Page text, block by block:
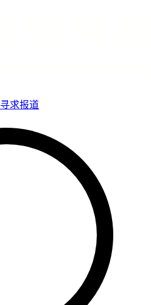
寻求报道